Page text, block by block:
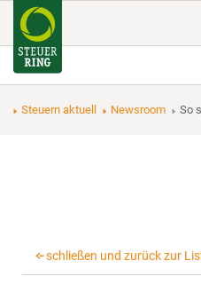
Steuern aktuell Newsroom
schließen und zurück zur